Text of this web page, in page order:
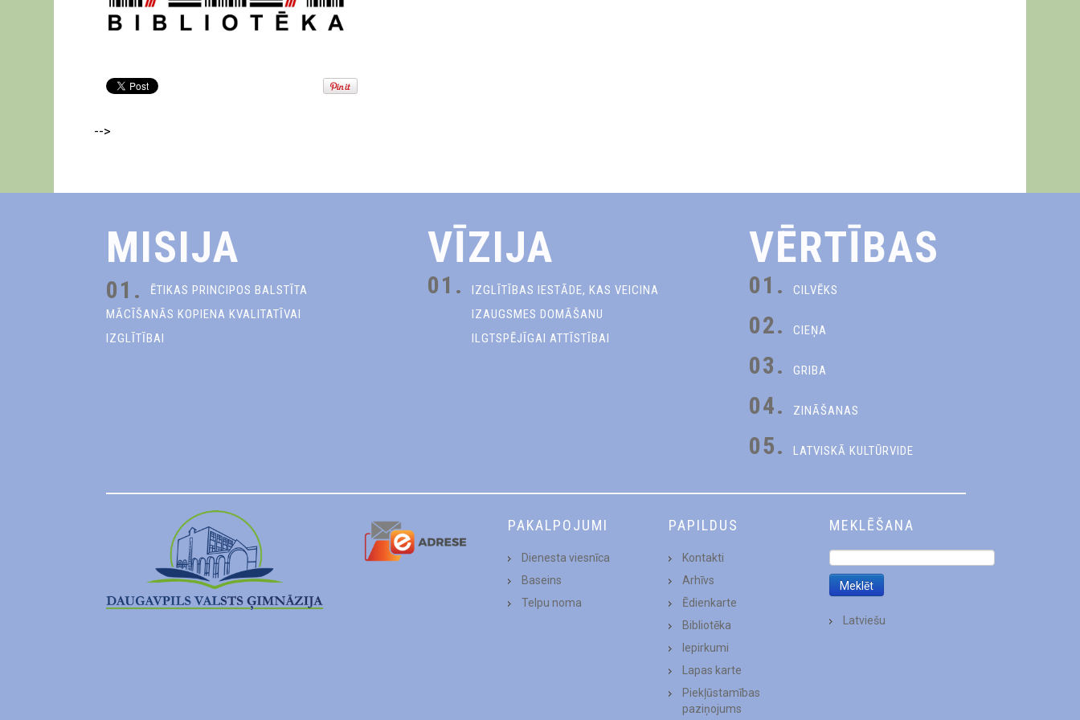
-->
MISIJA
01.
ĒTIKAS PRINCIPOS BALSTĪTA
MĀCĪŠANĀS KOPIENA KVALITATĪVAI
IZGLĪTĪBAI
VĪZIJA
01.
IZGLĪTĪBAS IESTĀDE, KAS VEICINA
IZAUGSMES DOMĀŠANU
ILGTSPĒJĪGAI ATTĪSTĪBAI
VĒRTĪBAS
01. CILVĒKS
02. CIEŅA
03. GRIBA
04. ZINĀŠANAS
05. LATVISKĀ KULTŪRVIDE
PAKALPOJUMI
Dienesta viesnīca
Baseins
Telpu noma
PAPILDUS
Kontakti
Arhīvs
Ēdienkarte
Bibliotēka
Iepirkumi
Lapas karte
Piekļūstamības
paziņojums
MEKLĒŠANA
Latviešu